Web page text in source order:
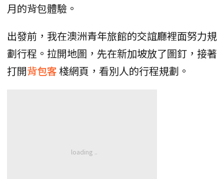
月的背包體驗。
出發前，我在澳洲青年旅館的交誼廳裡面努力規
劃行程。拉開地圖，先在新加坡放了圖釘，接著
打開背包客棧網頁，看別人的行程規劃。